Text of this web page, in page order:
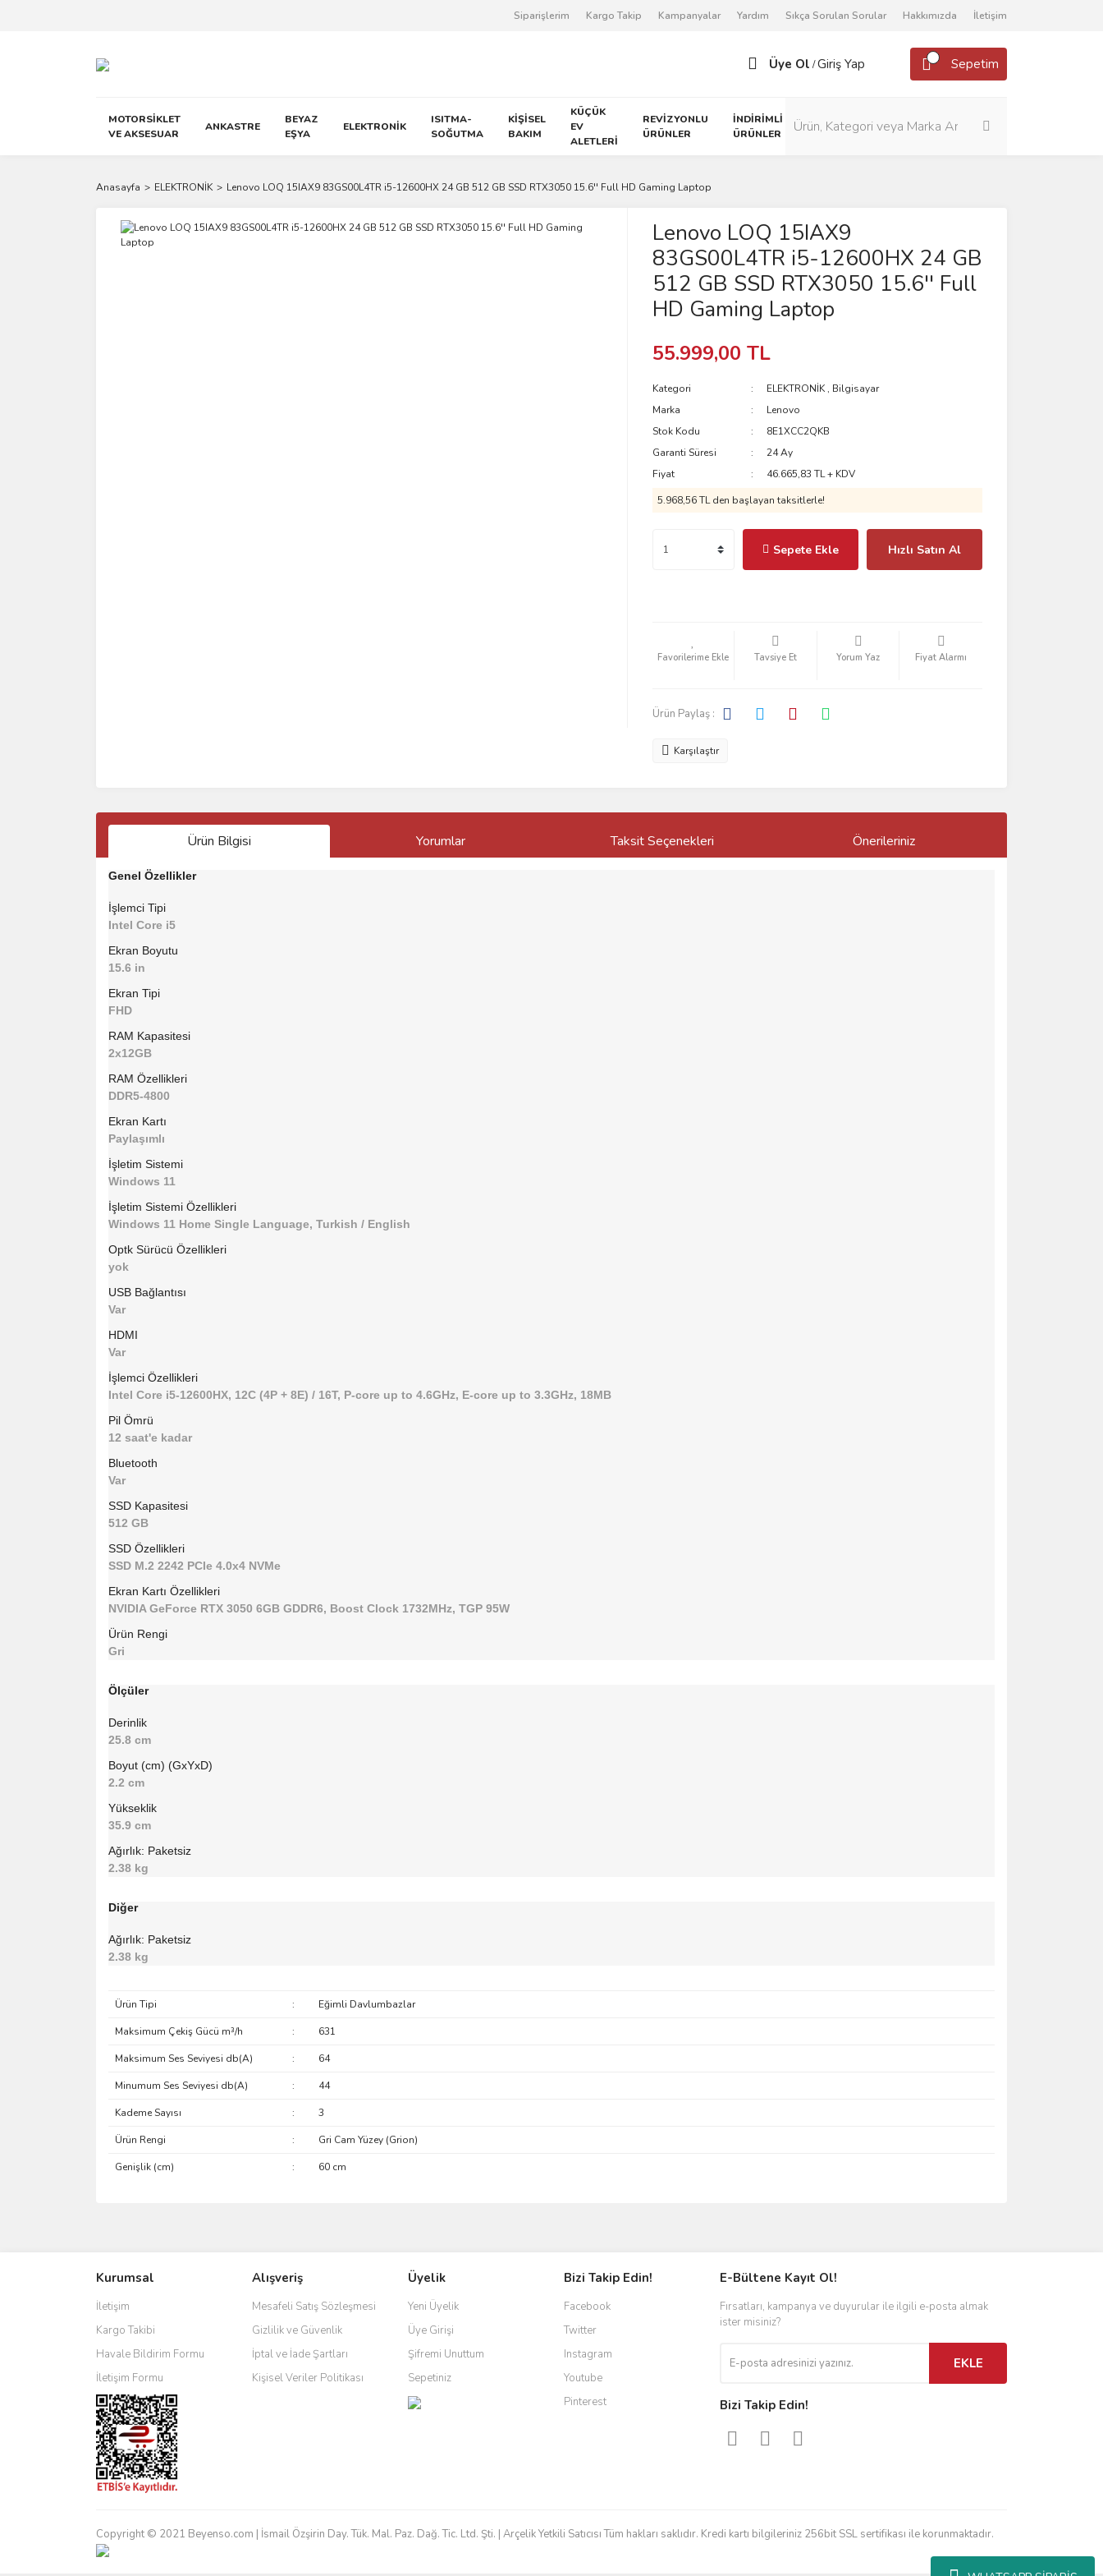
Siparişlerim Kargo Takip Kampanyalar Yardım Sıkça Sorulan Sorular Hakkımızda İletişim
Üye Ol /Giriş Yap Sepetim
MOTORSİKLET
VE AKSESUAR
ANKASTRE
BEYAZ
EŞYA
ELEKTRONİK
ISITMA-
SOĞUTMA
KİŞİSEL
BAKIM
KÜÇÜK
EV
ALETLERİ
REVİZYONLU
ÜRÜNLER
İNDİRİMLİ
ÜRÜNLER
Anasayfa ELEKTRONİK Lenovo LOQ 15IAX9 83GS00L4TR i5-12600HX 24 GB 512 GB SSD RTX3050 15.6'' Full HD Gaming Laptop
Lenovo LOQ 15IAX9
83GS00L4TR i5-12600HX 24 GB
512 GB SSD RTX3050 15.6'' Full
HD Gaming Laptop
55.999,00 TL
Kategori ELEKTRONİK , Bilgisayar
Marka
Lenovo
Stok Kodu
8E1XCC2QKB
Garanti Süresi
24 Ay
Fiyat
46.665,83 TL + KDV
5.968,56 TLden başlayan taksitlerle!
Sepete Ekle Hızlı Satın Al
Tavsiye Et Yorum Yaz Fiyat Alarmı
Ürün Paylaş :
Karşılaştır
Ürün Bilgisi Yorumlar Taksit Seçenekleri Önerileriniz
Genel Özellikler
İşlemci Tipi
Intel Core i5
Ekran Boyutu
15.6 in
Ekran Tipi
FHD
RAM Kapasitesi
2x12GB
RAM Özellikleri
DDR5-4800
Ekran Kartı
Paylaşımlı
İşletim Sistemi
Windows 11
İşletim Sistemi Özellikleri
Windows 11 Home Single Language, Turkish / English
Optk Sürücü Özellikleri
yok
USB Bağlantısı
Var
HDMI
Var
İşlemci Özellikleri
Intel Core i5-12600HX, 12C (4P + 8E) / 16T, P-core up to 4.6GHz, E-core up to 3.3GHz, 18MB
Pil Ömrü
12 saat'e kadar
Bluetooth
Var
SSD Kapasitesi
512 GB
SSD Özellikleri
SSD M.2 2242 PCIe 4.0x4 NVMe
Ekran Kartı Özellikleri
NVIDIA GeForce RTX 3050 6GB GDDR6, Boost Clock 1732MHz, TGP 95W
Ürün Rengi
Gri
Ölçüler
Derinlik
25.8 cm
Boyut (cm) (GxYxD)
2.2 cm
Yükseklik
35.9 cm
Ağırlık: Paketsiz
2.38 kg
Diğer
Ağırlık: Paketsiz
2.38 kg
Ürün Tipi : Eğimli Davlumbazlar
Maksimum Çekiş Gücü m³/h : 631
Maksimum Ses Seviyesi db(A) : 64
Minumum Ses Seviyesi db(A) : 44
Kademe Sayısı : 3
Ürün Rengi : Gri Cam Yüzey (Grion)
Genişlik (cm) : 60 cm
Ürün resmi kalitesiz, bozuk veya görüntülenemiyor.
Ürün açıklamasında eksik bilgiler bulunuyor.
Ürün bilgilerinde hatalar bulunuyor.
Ürün fiyatı diğer sitelerden daha pahalı.
Bu ürüne benzer farklı alternatifler olmalı.
Kurumsal
İletişim
Kargo Takibi
Havale Bildirim Formu
İletişim Formu
Alışveriş
Mesafeli Satış Sözleşmesi
Gizlilik ve Güvenlik
İptal ve İade Şartları
Kişisel Veriler Politikası
Üyelik
Yeni Üyelik
Üye Girişi
Şifremi Unuttum
Sepetiniz
Bizi Takip Edin!
Facebook
Twitter
Instagram
Youtube
Pinterest
E-Bültene Kayıt Ol!
Fırsatları, kampanya ve duyurular ile ilgili e-posta almak
ister misiniz?
EKLE
Bizi Takip Edin!
Copyright © 2021 Beyenso.com | İsmail Özşirin Day. Tük. Mal. Paz. Dağ. Tic. Ltd. Şti. | Arçelik Yetkili Satıcısı Tüm hakları saklıdır. Kredi kartı bilgileriniz 256bit SSL sertifikası ile korunmaktadır.